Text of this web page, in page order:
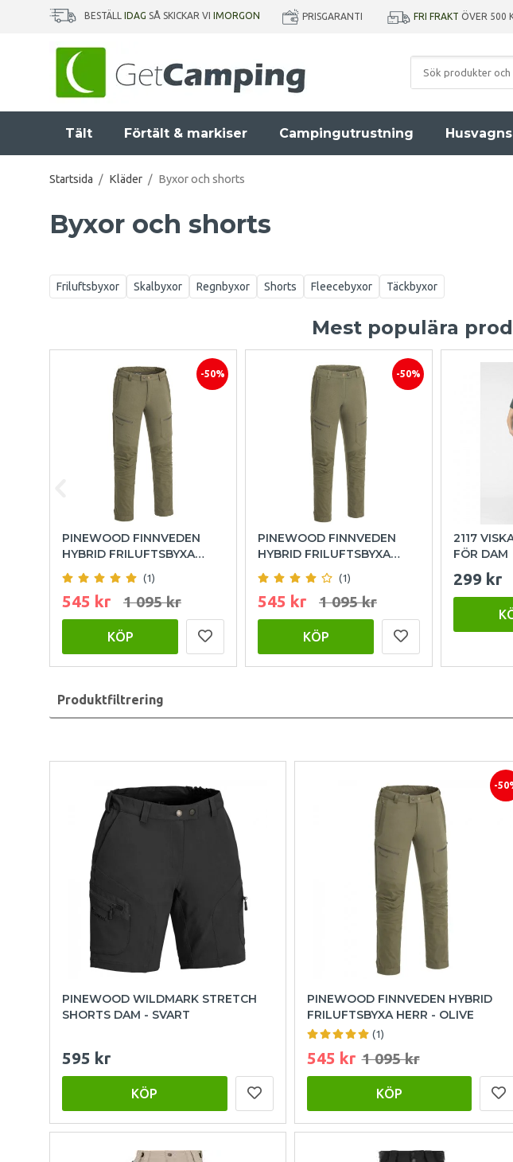
BESTÄLL IDAG SÅ SKICKAR VI IMORGON PRISGARANTI FRI FRAKT ÖVER 500
Tält Förtält & markiser Campingutrustning
Startsida / Kläder / Byxor och shorts
Byxor och shorts
Friluftsbyxor Skalbyxor Regnbyxor Shorts Fleecebyxor Täckbyxor
Mest populära
-50%
PINEWOOD FINNVEDEN
HYBRID FRILUFTSBYXA
HERR - OLIVE
(1)
545 kr 1 095 kr
KÖP
-50%
PINEWOOD FINNVEDEN
HYBRID FRILUFTSBYXA
DAM - OLIVE
(1)
545 kr 1 095 kr
KÖP
2117
FÖR DAM
299 kr
Produktfiltrering
PINEWOOD WILDMARK STRETCH
SHORTS DAM - SVART
595 kr
KÖP
-
PINEWOOD FINNVEDEN HYBRID
FRILUFTSBYXA HERR - OLIVE
(1)
545 kr 1 095 kr
KÖP